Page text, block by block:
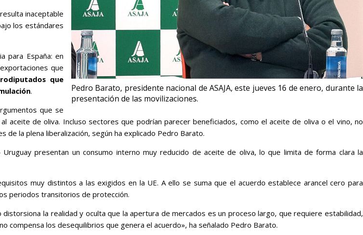
Pedro Barato, presidente nacional de ASAJA, este jueves 16 de enero, durante la
presentación de las movilizaciones.
inaceptable
los estándares
para España: en
que
que
.
que se
aceite de oliva. Incluso sectores que podrían parecer beneficiados, como el aceite de oliva o el vino, no
la plena liberalización, según ha explicado Pedro Barato.
presentan un consumo interno muy reducido de aceite de oliva, lo que limita de forma clara la
muy distintos a las exigidos en la UE. A ello se suma que el acuerdo establece arancel cero para
periodos transitorios de protección.
la realidad y oculta que la apertura de mercados es un proceso largo, que requiere estabilidad,
compensa los desequilibrios que genera el acuerdo», ha señalado Pedro Barato.